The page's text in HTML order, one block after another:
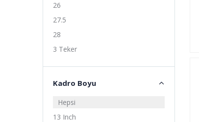
26
27.5
28
3 Teker
Kadro Boyu
Hepsi
13 Inch